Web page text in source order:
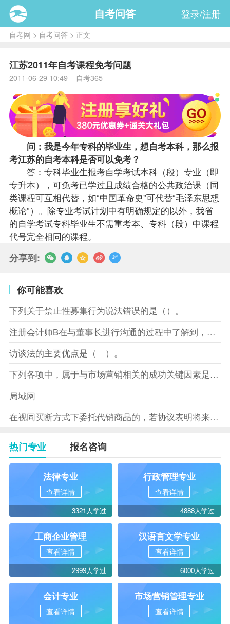
自考问答 登录/注册
自考网 > 自考问答> 正文
江苏2011年自考课程免考问题
2011-06-29 10:49 自考365
问：我是今年专科的毕业生 ，想自考本科，那么报
考江苏的自考本科是否可以免考？
答：专科毕业生报考自学考试本科（段）专业（即
专升本），可免考已学过且 成绩合格的公共政治课（同
类课程可互相代替，如“中国革命史”可代替“毛泽东思想
概论”）。除专业考试计划中有明确规定的以外，我省
的自学考试专科毕业生不需重考本、专科（段）中课程
代号完全相同的课程。
分享到:
你可能喜欢
下列关于禁止性募集行为说法错误的是（）。
注册会计师B在与董事长进行沟通的过程中了解到，XYZ股份有限
访谈法的主要优点是（ ）。
下列各项中，属于与市场营销相关的成功关键因素是（）。
局域网
在视同买断方式下委托代销商品的，若协议表明将来受托方没有将商
热门专业 报名咨询
法律专业
查看详情
3321人学过
行政管理专业
查看详情
4888人学过
工商企业管理
查看详情
2999人学过
汉语言文学专业
查看详情
6000人学过
会计专业
查看详情
市场营销管理专业
查看详情